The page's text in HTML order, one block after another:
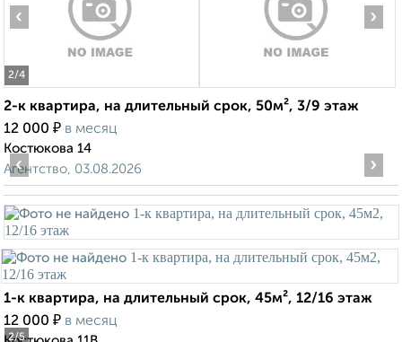
2/4
‹ ›
2-к квартира, на длительный срок, 50м², 3/9 этаж
12 000 ₽ в месяц
Костюкова 14
Агентство, 03.08.2026
2/5
‹ ›
1-к квартира, на длительный срок, 45м², 12/16 этаж
12 000 ₽ в месяц